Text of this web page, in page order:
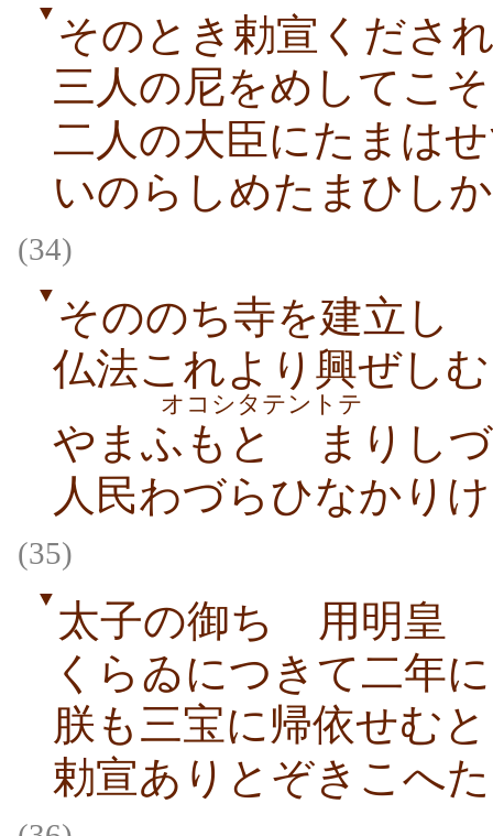
▼ そのとき勅宣くださ
三人の尼をめしてこそ
二人の大臣にたまは
いのらしめたまひしか
(34)
▼ そののち寺を建立し
仏法これより興ぜしむ
オコシタテントテ
やまふもとゞまりし
人民わづらひなかり
(35)
▼ 太子の御ちゝ用明皇
くらゐにつきて二年に
朕も三宝に帰依せむと
勅宣ありとぞきこへ